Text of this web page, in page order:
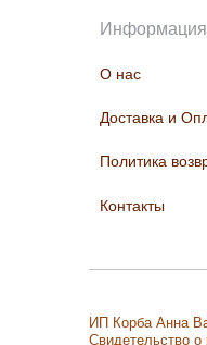
Информация
О нас
Доставка и
Политика
Контакты
ИП Корба Анна
Свидетельство